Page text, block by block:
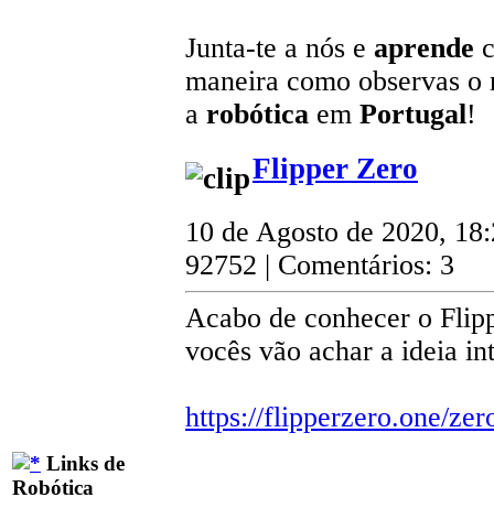
Links de
Robótica
Junta-te a nós e aprende
maneira como observas
a robótica em Portugal!
Flipper Zero
10 de Agosto de 2020,
92752 | Comentários: 3
Acabo de conhecer o
vocês vão achar a ideia
https://flipperzero.one/